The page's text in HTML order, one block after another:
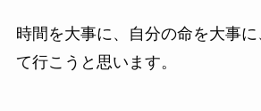
時間を大事に、自分の命を大事
て行こうと思います。